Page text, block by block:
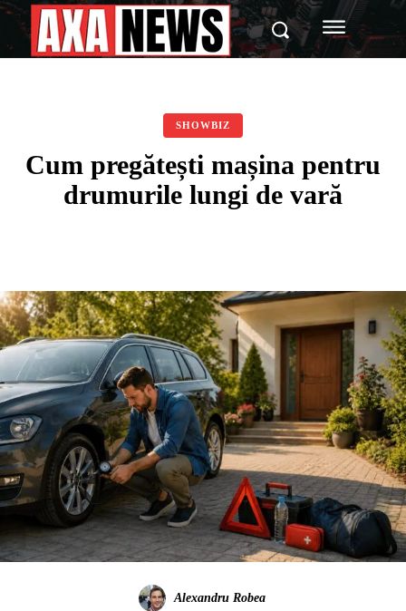
SHOWBIZ
Cum pregătești mașina pentru
drumurile lungi de vară
Alexandru Robea